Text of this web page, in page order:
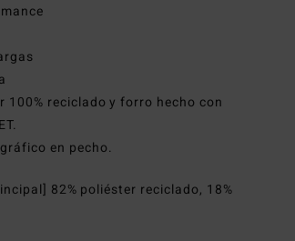
100% reciclado y forro hecho con
en pecho.
82% poliéster reciclado, 18%